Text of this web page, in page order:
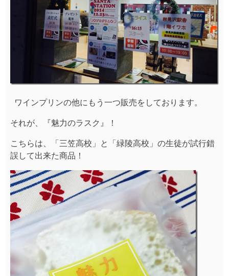
ワインプリンの他にもう一つ販売をしております。
それが、『魅力のラスク』！
こちらは、「三笠高校」と「緑陵高校」の生徒が試行錯
誤して出来た商品！